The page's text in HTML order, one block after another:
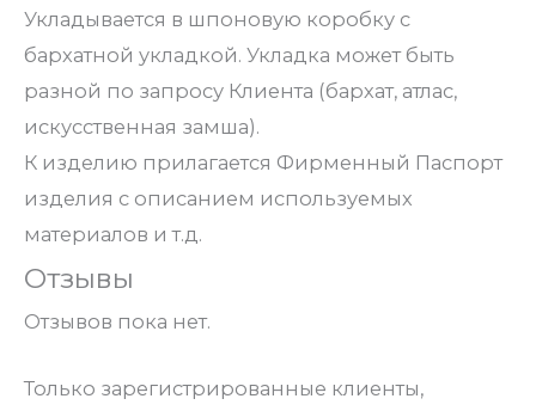
Укладывается в шпоновую коробку с
бархатной укладкой. Укладка может быть
разной по запросу Клиента (бархат, атлас,
искусственная замша).
К изделию прилагается Фирменный Паспорт
изделия с описанием используемых
материалов и т.д.
Отзывы
Отзывов пока нет.
Только зарегистрированные клиенты,